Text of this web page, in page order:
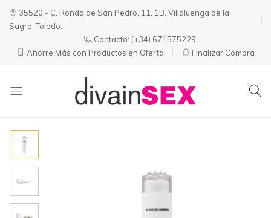
35520 - C. Ronda de San Pedro, 11, 1B, Villaluenga de la
Sagra, Toledo.
Contacto: (+34) 671575229
Ahorre Más con Productos en Oferta
Finalizar Compra